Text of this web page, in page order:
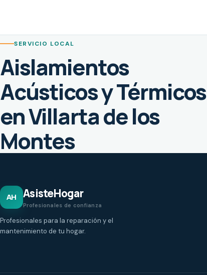
SERVICIO LOCAL
Aislamientos
Acústicos y Térmicos
en Villarta de los
Montes
AH AsisteHogar
Profesionales de confianza
Profesionales para la reparación y el
mantenimiento de tu hogar.